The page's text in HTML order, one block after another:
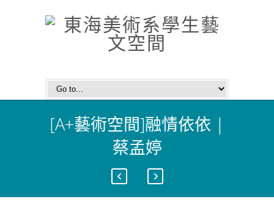
[A+藝術空間]融情依依 |
蔡孟婷